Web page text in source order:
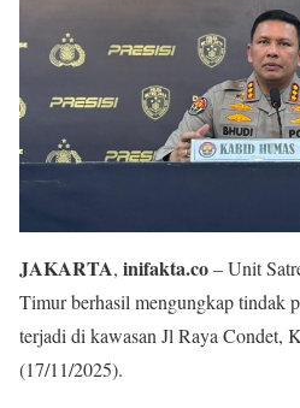
JAKARTA, inifakta.co– Unit
Timur berhasil mengungkap tindak
terjadi di kawasan Jl Raya Condet,
(17/11/2025).